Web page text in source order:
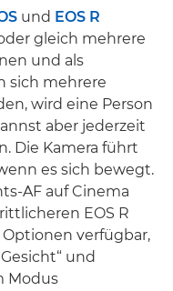
und EOS R
gleich mehrere
und als
sich mehrere
wird eine Person
aber jederzeit
Die Kamera führt
es sich bewegt.
AF auf Cinema
EOS R
verfügbar,
und
Modus